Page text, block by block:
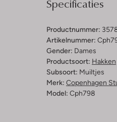
Productnummer:
Artikelnummer:
Gender: Dames
Productsoort: Hakken
Subsoort: Muiltjes
Merk: Copenhagen
Model: Cph798